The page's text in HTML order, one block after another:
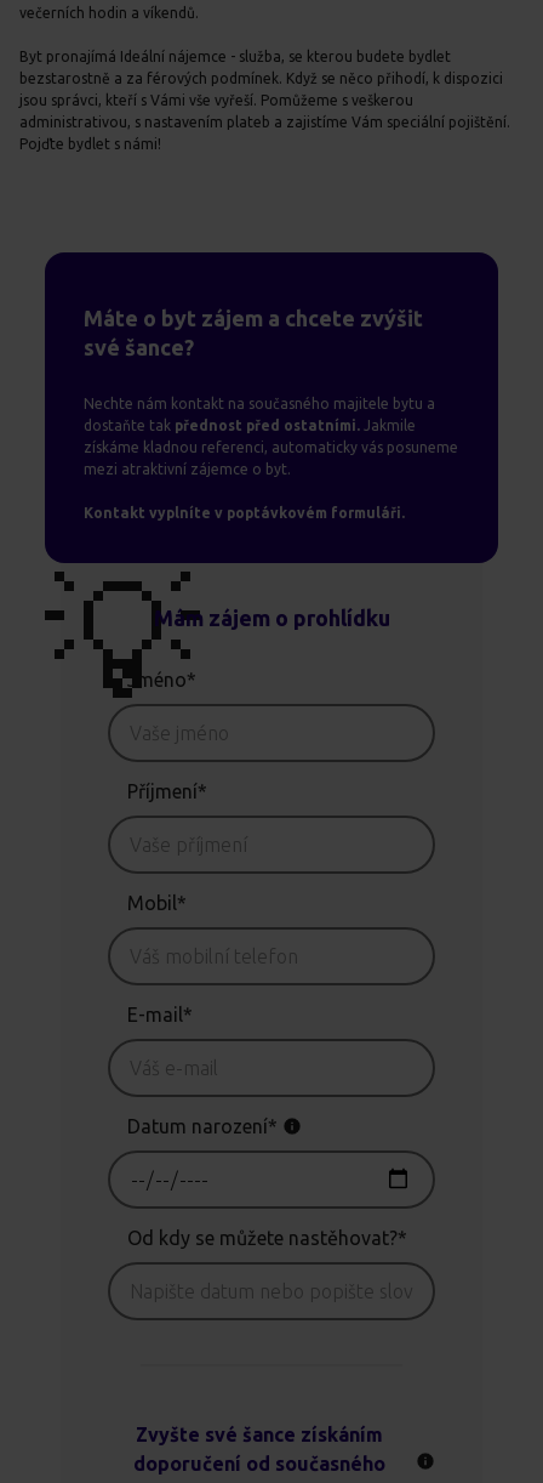
večerních hodin a víkendů.
Byt pronajímá Ideální nájemce - služba, se kterou budete bydlet
bezstarostně a za férových podmínek. Když se něco přihodí, k dispozici
jsou správci, kteří s Vámi vše vyřeší. Pomůžeme s veškerou
administrativou, s nastavením plateb a zajistíme Vám speciální pojištění.
Pojďte bydlet s námi!
Máte o byt zájem a chcete zvýšit
své šance?
Nechte nám kontakt na současného majitele bytu a
dostaňte tak přednost před ostatními. Jakmile
získáme kladnou referenci, automaticky vás posuneme
mezi atraktivní zájemce o byt.
Kontakt vyplníte v poptávkovém formuláři.
💡Mám zájem o prohlídku
Jméno*
Příjmení*
Mobil*
E-mail*
Datum narození*
Od kdy se můžete nastěhovat?*
Zvyšte své šance získáním
doporučení od současného